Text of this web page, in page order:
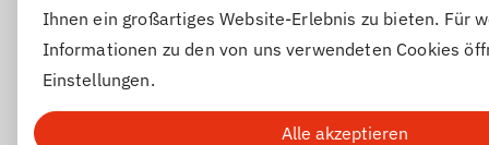
Ihnen ein großartiges Website-Erlebnis zu bieten. Für
Informationen zu den von uns verwendeten Cookies
Einstellungen.
Alle akzeptieren